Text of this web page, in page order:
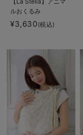
ルおくるみ
¥3,630(税込)